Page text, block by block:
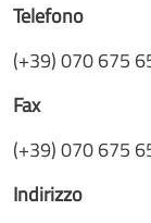
Telefono
(+39) 070 675
Fax
(+39) 070 675
Indirizzo